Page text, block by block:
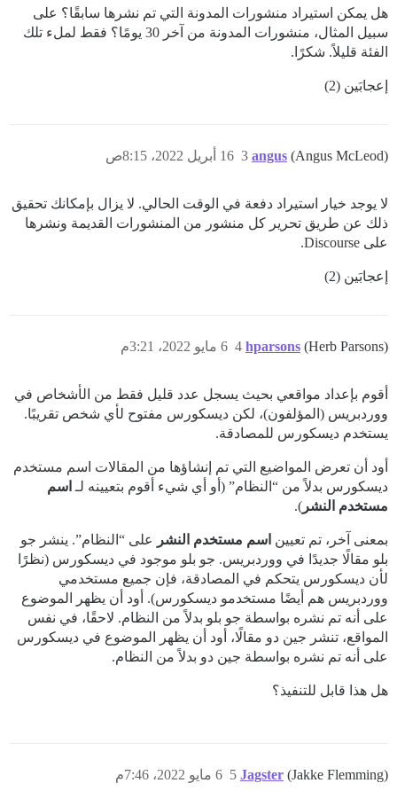
هل يمكن استيراد منشورات المدونة التي تم نشرها سابقًا؟ على
سبيل المثال، منشورات المدونة من آخر 30 يومًا؟ فقط لملء تلك
الفئة قليلاً. شكرًا.
إعجابَين (2)
angus (Angus McLeod) 16 أبريل 2022، 8:15ص 3
لا يوجد خيار استيراد دفعة في الوقت الحالي. لا يزال بإمكانك تحقيق
ذلك عن طريق تحرير كل منشور من المنشورات القديمة ونشرها
على Discourse.
إعجابَين (2)
hparsons (Herb Parsons) 6 مايو 2022، 3:21م 4
أقوم بإعداد مواقعي بحيث يسجل عدد قليل فقط من الأشخاص في
ووردبريس (المؤلفون)، لكن ديسكورس مفتوح لأي شخص تقريبًا.
يستخدم ديسكورس للمصادقة.
أود أن تعرض المواضيع التي تم إنشاؤها من المقالات اسم مستخدم
ديسكورس بدلاً من “النظام” (أو أي شيء أقوم بتعيينه لـ اسم
مستخدم النشر ).
بمعنى آخر، تم تعيين اسم مستخدم النشر
على “النظام”. ينشر جو
بلو مقالًا جديدًا في ووردبريس. جو بلو موجود في ديسكورس (نظرًا
لأن ديسكورس يتحكم في المصادقة، فإن جميع مستخدمي
ووردبريس هم أيضًا مستخدمو ديسكورس). أود أن يظهر الموضوع
على أنه تم نشره بواسطة جو بلو بدلاً من النظام. لاحقًا، في نفس
المواقع، تنشر جين دو مقالًا، أود أن يظهر الموضوع في ديسكورس
على أنه تم نشره بواسطة جين دو بدلاً من النظام.
هل هذا قابل للتنفيذ؟
Jagster (Jakke Flemming) 6 مايو 2022، 7:46م 5